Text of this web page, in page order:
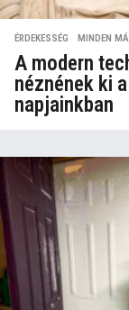
ÉRDEKESSÉG ,MINDEN
A modern
néznének ki
napjainkban